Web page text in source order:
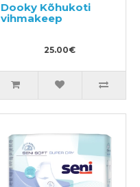
Dooky Kõhukoti
vihmakeep
25.00€